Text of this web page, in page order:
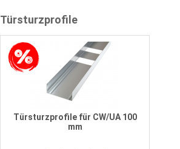
Türsturzprofile
Türsturzprofile für CW/UA 100
mm